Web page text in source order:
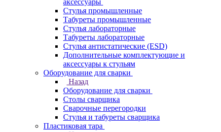
аксессуары
Стулья промышленные
Табуреты промышленные
Стулья лабораторные
Табуреты лабораторные
Стулья антистатические (ESD)
Дополнительные комплектующие и
аксессуары к стульям
Оборудование для сварки
Назад
Оборудование для сварки
Столы сварщика
Сварочные перегородки
Стулья и табуреты сварщика
Пластиковая тара